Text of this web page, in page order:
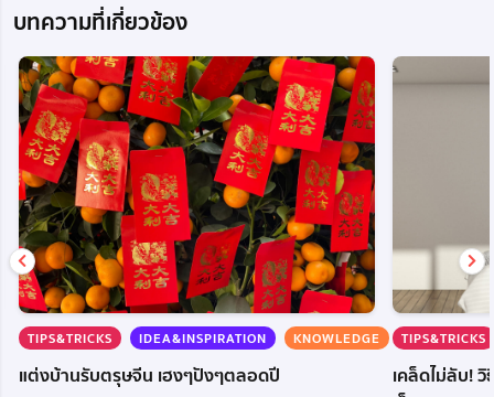
บทความที่เกี่ยวข้อง
TIPS&TRICKS IDEA&INSPIRATION KNOWLEDGE
แต่งบ้านรับตรุษจีน เฮงๆปังๆตลอดปี
TIPS&TRICKS
เคล็ดไม่ลับ!